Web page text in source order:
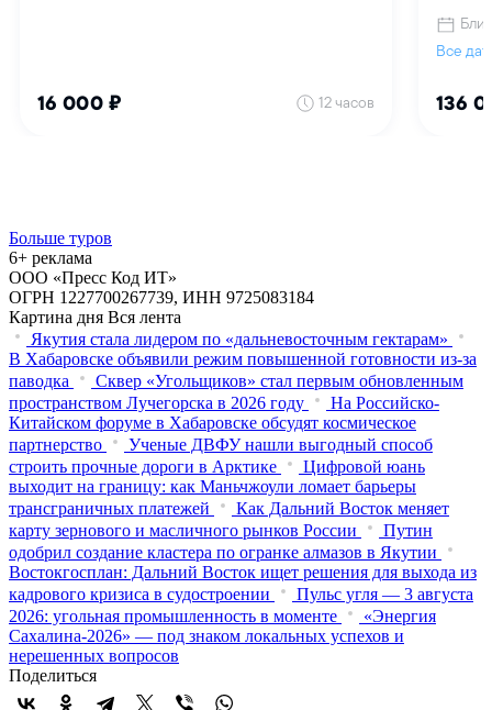
Больше туров
6+ реклама
ООО «Пресс Код ИТ»
ОГРН 1227700267739, ИНН 9725083184
Картина дня Вся лента
Якутия стала лидером по «дальневосточным гектарам»
В Хабаровске объявили режим повышенной готовности из‑за
паводка
Сквер «Угольщиков» стал первым обновленным
пространством Лучегорска в 2026 году
На Российско-
Китайском форуме в Хабаровске обсудят космическое
партнерство
Ученые ДВФУ нашли выгодный способ
строить прочные дороги в Арктике
Цифровой юань
выходит на границу: как Маньчжоули ломает барьеры
трансграничных платежей
Как Дальний Восток меняет
карту зернового и масличного рынков России
Путин
одобрил создание кластера по огранке алмазов в Якутии
Востокгосплан: Дальний Восток ищет решения для выхода из
кадрового кризиса в судостроении
Пульс угля — 3 августа
2026: угольная промышленность в моменте
«Энергия
Сахалина-2026» — под знаком локальных успехов и
нерешенных вопросов
Поделиться